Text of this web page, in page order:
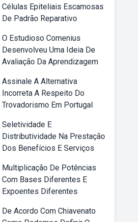
Células Epiteliais Escamosas
De Padrão Reparativo
O Estudioso Comenius
Desenvolveu Uma Ideia De
Avaliação Da Aprendizagem
Assinale A Alternativa
Incorreta A Respeito Do
Trovadorismo Em Portugal
Seletividade E
Distributividade Na Prestação
Dos Benefícios E Serviços
Multiplicação De Potências
Com Bases Diferentes E
Expoentes Diferentes
De Acordo Com Chiavenato